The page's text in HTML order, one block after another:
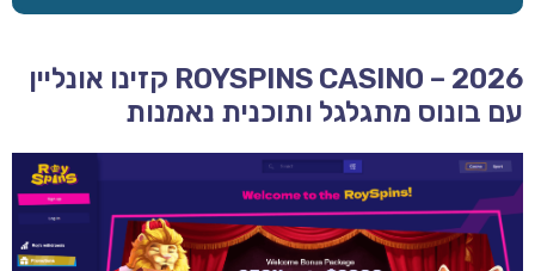
ROYSPINS CASINO – 2026 קזינו אונליין
עם בונוס מתגלגל ותוכנית נאמנות